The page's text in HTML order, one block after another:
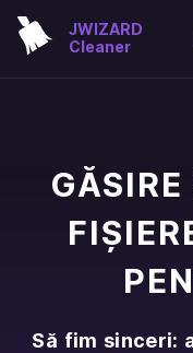
JWIZARD
Cleaner
Să fim sinceri: